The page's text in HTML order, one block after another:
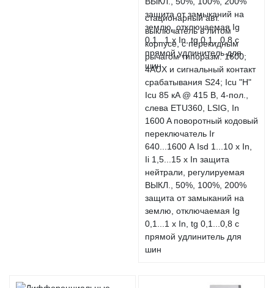
стационарный авт.
выключатель в литом
корпусе, с перекидным
рычагом типоразм. 1600;
4AUX и сигнальный контакт
срабатывания S24; Icu "H"
Icu 85 кA @ 415 В, 4-пол.,
слева ETU360, LSIG, In
1600 A поворотный кодовый
переключатель Ir
640...1600 А Isd 1...10 x In,
Ii 1,5...15 x In защита
нейтрали, регулируемая
ВЫКЛ., 50%, 100%, 200%
защита от замыканий на
землю, отключаемая Ig
0,1...1 x In, tg 0,1...0,8 с
прямой удлинитель для
шин